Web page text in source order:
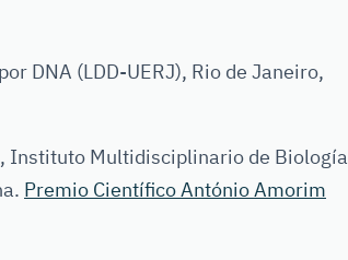
DNA (LDD-UERJ), Rio de Janeiro,
Instituto Multidisciplinario de Biología
Premio Científico António Amorim